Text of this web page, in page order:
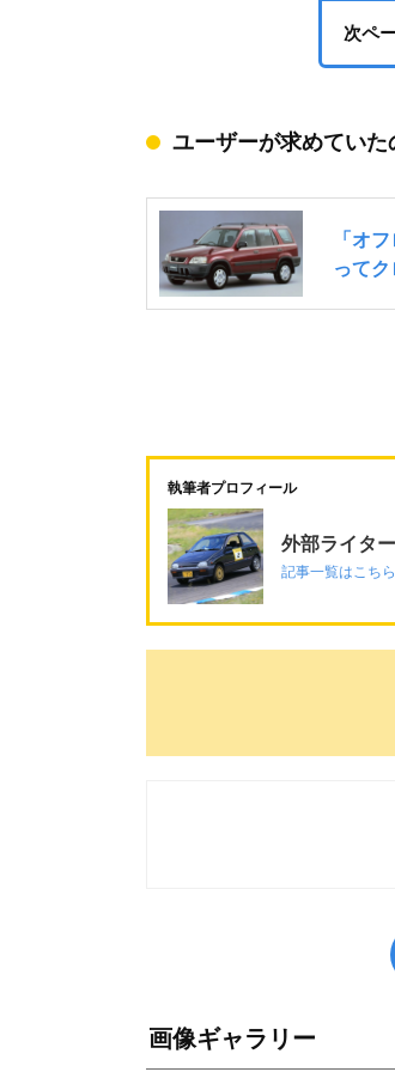
次ペ
ユーザーが求めてい
執筆者プロフィール
外部ライター
記事一覧はこち
画像ギャラリー